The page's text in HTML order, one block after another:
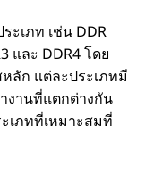
ะเภท เช่น DDR
และ DDR4 โดย
ลัก แต่ละประเภทมี
งานที่แตกต่างกัน
เภทที่เหมาะสมที่